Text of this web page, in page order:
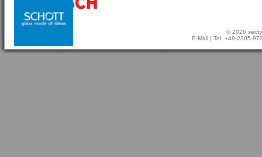
© 2026
E-Mail | Tel: +49-2305-